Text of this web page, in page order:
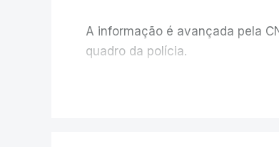
A informação é avançada pela
quadro da polícia.